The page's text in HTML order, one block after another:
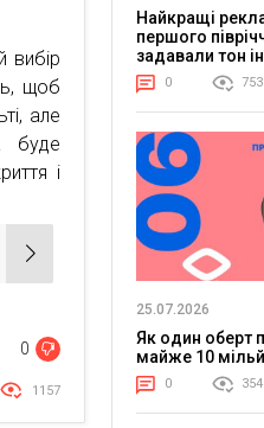
вибір
щоб
але
буде
і
0
1157
Найкращі
першого
задавали тон
0 753
25.07.2026
Як один оберт
майже 10
0